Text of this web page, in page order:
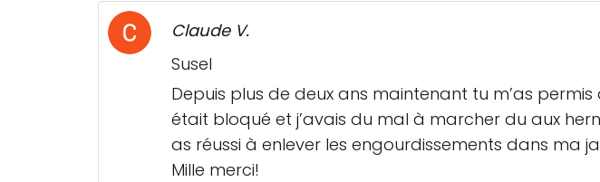
Claude V.
Susel
Depuis plus de deux ans maintenant tu m’as
était bloqué et j’avais du mal à marcher du aux
as réussi à enlever les engourdissements dans ma
Mille merci!